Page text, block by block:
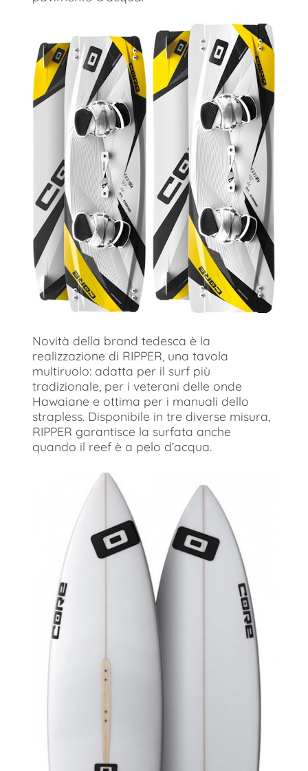
Novità della brand tedesca è la
realizzazione di RIPPER, una tavola
multiruolo: adatta per il surf più
tradizionale, per i veterani delle onde
Hawaiane e ottima per i manuali dello
strapless. Disponibile in tre diverse misura,
RIPPER garantisce la surfata anche
quando il reef è a pelo d’acqua.